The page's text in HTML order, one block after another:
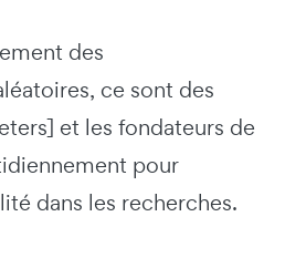
des
ce sont des
et les fondateurs de
pour
dans les recherches.